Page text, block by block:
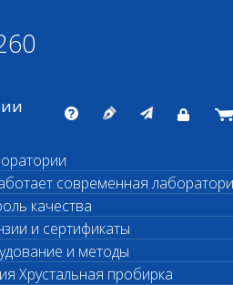
БИО
лаборатория
современная
качества
и сертификаты
и методы
Хрустальная пробирка